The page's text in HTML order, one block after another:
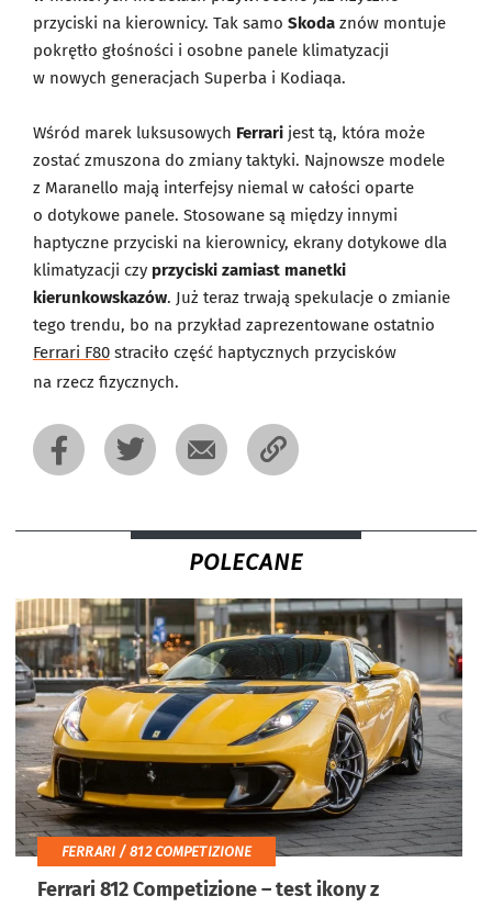
przyciski na kierownicy. Tak samo Skoda znów montuje
pokrętło głośności i osobne panele klimatyzacji
w nowych generacjach Superba i Kodiaqa.
Wśród marek luksusowych Ferrari jest tą, która może
zostać zmuszona do zmiany taktyki. Najnowsze modele
z Maranello mają interfejsy niemal w całości oparte
o dotykowe panele. Stosowane są między innymi
haptyczne przyciski na kierownicy, ekrany dotykowe dla
klimatyzacji czy przyciski zamiast manetki
kierunkowskazów. Już teraz trwają spekulacje o zmianie
tego trendu, bo na przykład zaprezentowane ostatnio
Ferrari F80 straciło część haptycznych przycisków
na rzecz fizycznych.
POLECANE
FERRARI / 812 COMPETIZIONE
Ferrari 812 Competizione – test ikony z